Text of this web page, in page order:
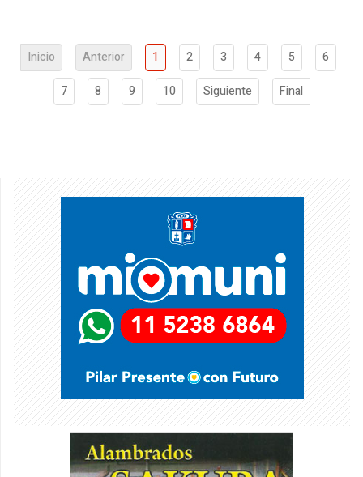
Inicio Anterior 1 2 3 4 5
6
7
8 9 10 Siguiente Final